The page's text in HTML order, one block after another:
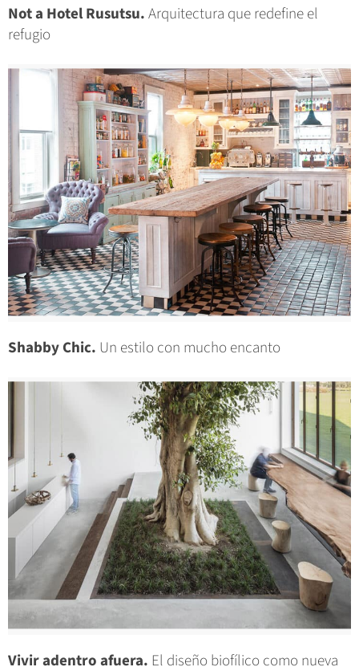
Not a Hotel Rusutsu.Arquitectura que redefine el
refugio
Shabby Chic. Un estilo con mucho encanto
Vivir adentro afuera. El diseño biofílico como nueva